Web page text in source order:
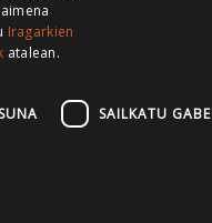
GUKA
GUKA ZUMAIA GUKA
Iragarkien
atalean.
SAILKATU GABE